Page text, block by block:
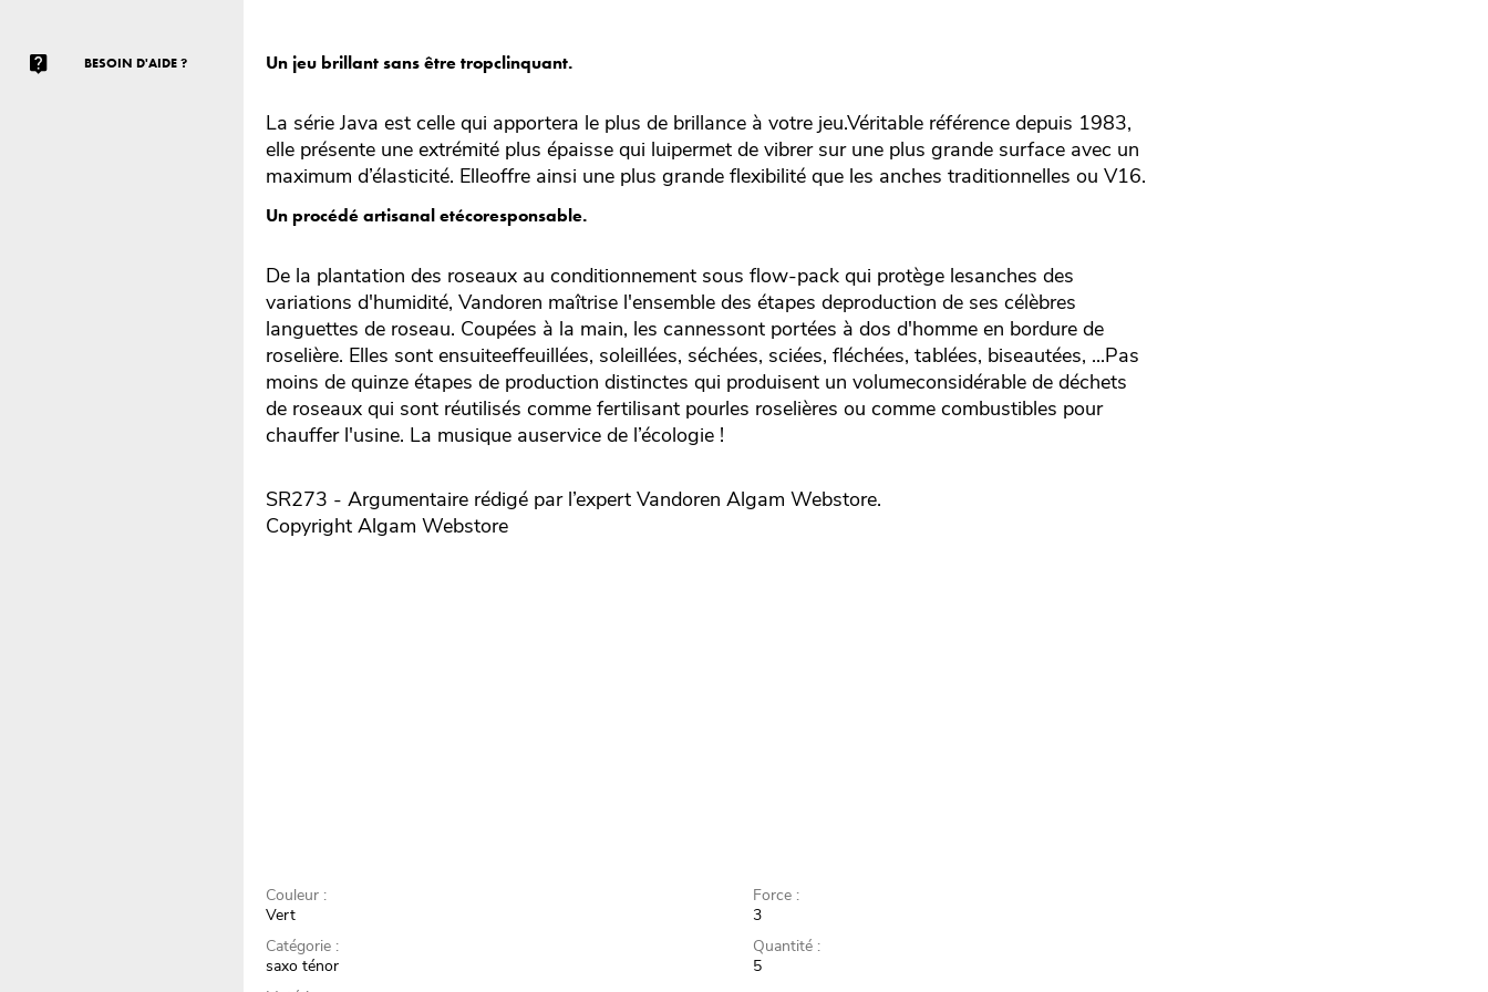
BESOIN D'AIDE ? Un jeu brillant sans être tropclinquant.
La série Java est celle qui apportera le plus de brillance à votre jeu.Véritable référence depuis 1983,
elle présente une extrémité plus épaisse qui luipermet de vibrer sur une plus grande surface avec un
maximum d’élasticité. Elleoffre ainsi une plus grande flexibilité que les anches traditionnelles ou V16.
Un procédé artisanal etécoresponsable.
De la plantation des roseaux au conditionnement sous flow-pack qui protège lesanches des
variations d'humidité, Vandoren maîtrise l'ensemble des étapes deproduction de ses célèbres
languettes de roseau. Coupées à la main, les cannessont portées à dos d'homme en bordure de
roselière. Elles sont ensuiteeffeuillées, soleillées, séchées, sciées, fléchées, tablées, biseautées, ...Pas
moins de quinze étapes de production distinctes qui produisent un volumeconsidérable de déchets
de roseaux qui sont réutilisés comme fertilisant pourles roselières ou comme combustibles pour
chauffer l'usine. La musique auservice de l’écologie !
SR273 - Argumentaire rédigé par l’expertVandoren Algam Webstore.
Copyright Algam Webstore
Couleur :
Vert
Catégorie :
saxo ténor
Force :
3
Quantité :
5